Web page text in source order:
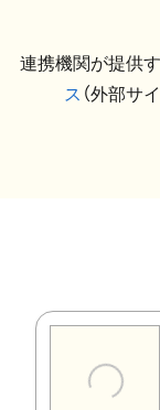
連携機関が提供
ス （外部サ